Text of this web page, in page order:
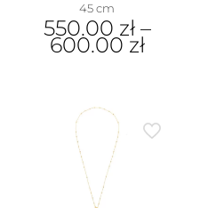
45 cm
550.00 zł–
600.00 zł
wiele
wariantów.
Opcje
można
wybrać
na